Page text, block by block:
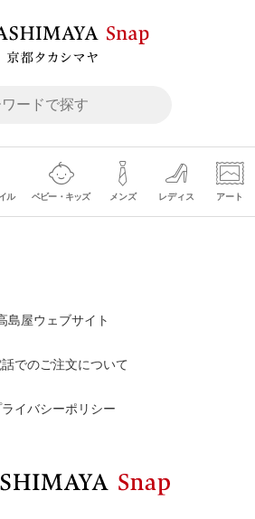
ル ベビー・キッズ メンズ レディス アート
島屋ウェブサイト
でのご注文について
ライバシーポリシー